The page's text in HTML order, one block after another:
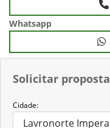
Solicitar proposta
Cidade:
Whatsapp